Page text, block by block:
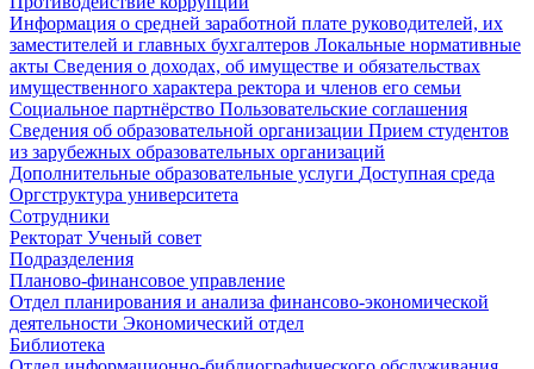
Информация о средней заработной плате руководителей, их
заместителей и главных бухгалтеров Локальные нормативные
акты Сведения о доходах, об имуществе и обязательствах
имущественного характера ректора и членов его семьи
Социальное партнёрство Пользовательские соглашения
Сведения об образовательной организации Прием студентов
из зарубежных образовательных организаций
Дополнительные образовательные услуги Доступная среда
Оргструктура университета
Сотрудники
Ректорат Ученый совет
Подразделения
Планово-финансовое управление
Отдел планирования и анализа финансово-экономической
деятельности Экономический отдел
Библиотека